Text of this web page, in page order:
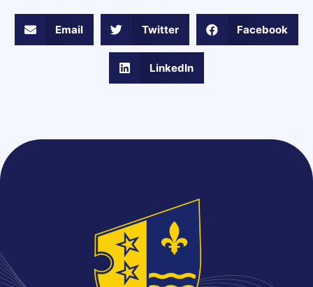
Email Twitter Facebook
LinkedIn